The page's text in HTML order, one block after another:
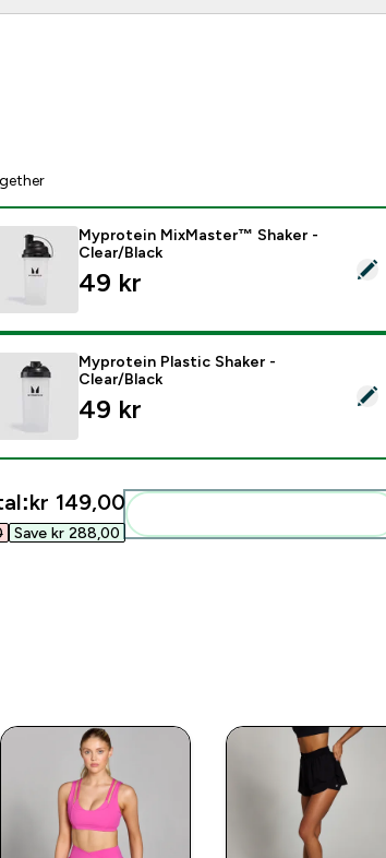
this product - Myprotein MixMaster™
Myprotein MixMaster™ Shaker -
Clear/Black
49 kr‎
this product - Myprotein Plastic Shaker -
Myprotein Plastic Shaker -
Clear/Black
49 kr‎
kr 149,00‎
Save kr 288,00‎